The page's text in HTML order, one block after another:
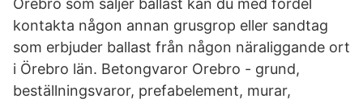
Örebro som säljer ballast kan du med fördel
kontakta någon annan grusgrop eller sandtag
som erbjuder ballast från någon näraliggande ort
i Örebro län. Betongvaror Orebro - grund,
beställningsvaror, prefabelement, murar,